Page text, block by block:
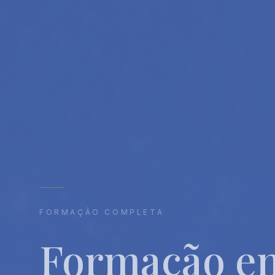
FORMAÇÃO COMPLETA
Formação